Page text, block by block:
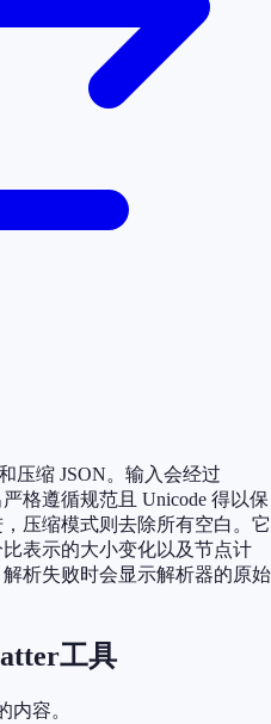
压缩 JSON。输入会经过
格遵循规范且 Unicode 得以保
压缩模式则去除所有空白。它
表示的大小变化以及节点计
析失败时会显示解析器的原始
工具
内容。